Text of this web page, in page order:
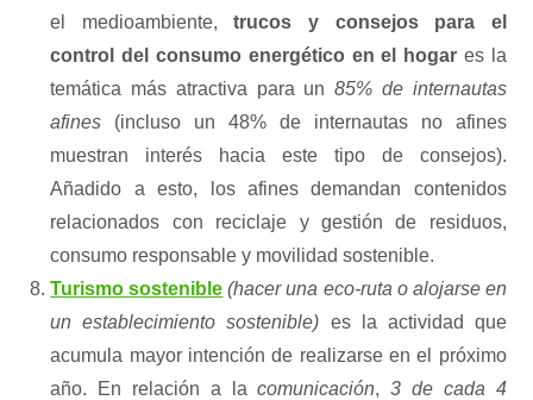
el medioambiente,trucos y consejos para el
control del consumo energético en el hogar es la
temática más atractiva para un85% de internautas
afines (incluso un 48% de internautas no afines
muestran interés hacia este tipo de consejos).
Añadido a esto, los afines demandan contenidos
relacionados con reciclaje y gestión de residuos,
consumo responsable y movilidad sostenible.
Turismo sostenible (hacer una eco-ruta o alojarse en
un establecimiento sostenible) es la actividad que
acumula mayor intención de realizarse en el próximo
año. En relación a lacomunicación,3 de cada 4